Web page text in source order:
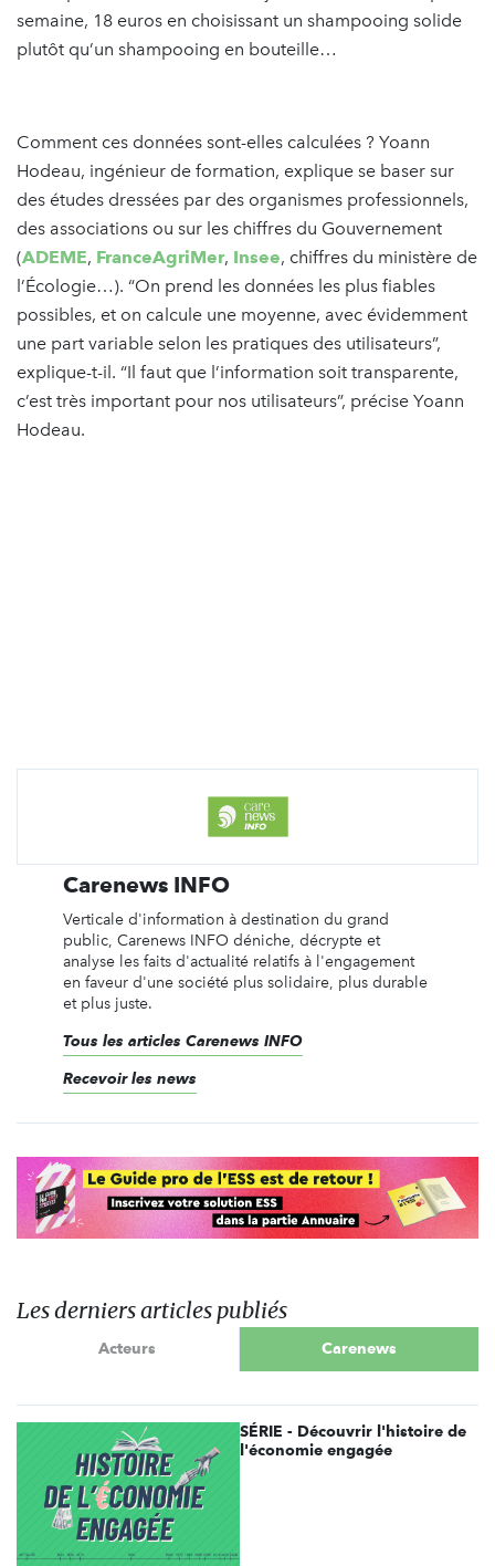
semaine, 18 euros en choisissant un shampooing solide
plutôt qu’un shampooing en bouteille…
Comment ces données sont-elles calculées ? Yoann
Hodeau, ingénieur de formation, explique se baser sur
des études dressées par des organismes professionnels,
des associations ou sur les chiffres du Gouvernement
(ADEME, FranceAgriMer, Insee, chiffres du ministère de
l’Écologie…). “On prend les données les plus fiables
possibles, et on calcule une moyenne, avec évidemment
une part variable selon les pratiques des utilisateurs”,
explique-t-il. “Il faut que l’information soit transparente,
c’est très important pour nos utilisateurs”, précise Yoann
Hodeau.
Carenews INFO
Verticale d'information à destination du grand
public, Carenews INFO déniche, décrypte et
analyse les faits d'actualité relatifs à l'engagement
en faveur d'une société plus solidaire, plus durable
et plus juste.
Tous les articles Carenews INFO
Recevoir les news
Les derniers articles publiés
Acteurs Carenews
SÉRIE - Découvrir l'histoire de
l'économie engagée